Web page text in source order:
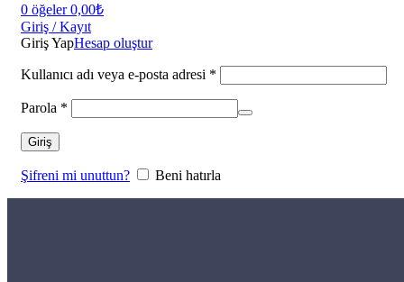
0 öğeler 0,00₺
Giriş / Kayıt
Giriş YapHesap oluştur
Kullanıcı adı veya e-posta adresi *
Parola *
Giriş
Şifreni mi unuttun? Beni hatırla